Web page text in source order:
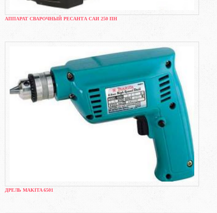
АППАРАТ СВАРОЧНЫЙ РЕСАНТА САИ 250 ПН
ДРЕЛЬ MAKITA 6501